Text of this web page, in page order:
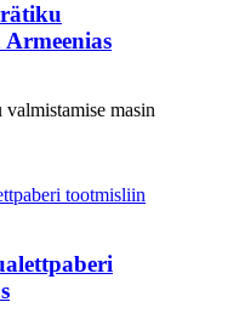
masin